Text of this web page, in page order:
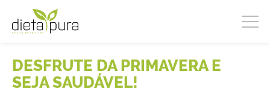
DESFRUTE DA PRIMAVERA E
SEJA SAUDÁVEL!